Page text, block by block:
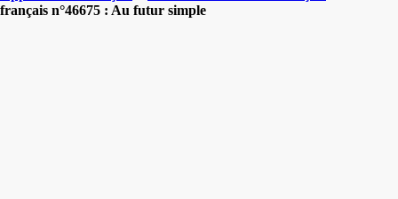
français n°46675 : Au futur simple